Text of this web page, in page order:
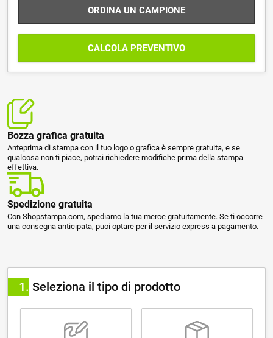
ORDINA UN CAMPIONE
CALCOLA PREVENTIVO
Bozza grafica gratuita
Anteprima di stampa con il tuo logo o grafica è sempre gratuita, e se
qualcosa non ti piace, potrai richiedere modifiche prima della stampa
effettiva.
Spedizione gratuita
Con Shopstampa.com, spediamo la tua merce gratuitamente. Se ti occorre
una consegna anticipata, puoi optare per il servizio express a pagamento.
1 Seleziona il tipo di prodotto